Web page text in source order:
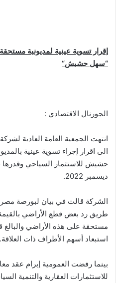
إقرار تسوية عينية لمديونية
“سهل حشيش“
الجورنال الاقتصادي :
انتهت الجمعية العامة العادية
الى اقرار إجراء تسوية عينية
ديسمبر 2022.
الشركة قالت في بيان لبورصة مصر،
طريق رد بعض قطع الأراضي بالقيمة
استبعاد أسهم الأطراف ذات العلاقة.
بينما رفضت العمومية إبرام عقد
للاستثمارات العقارية والتنمية